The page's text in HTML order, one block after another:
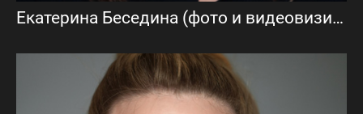
Екатерина Беседина (фото и видеовизитка)